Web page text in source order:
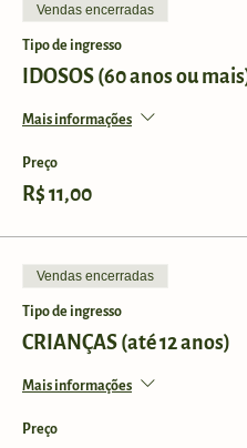
Vendas encerradas
Tipo de ingresso
IDOSOS (60 anos ou
Mais informações
Preço
R$ 11,00
Vendas encerradas
Tipo de ingresso
CRIANÇAS (até 12 anos)
Mais informações
Preço